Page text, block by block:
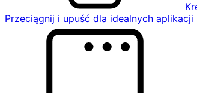
Przeciągnij i upuść dla idealnych aplikacji